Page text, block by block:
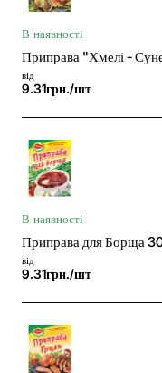
В наявності
Приправа "Хмелі -
від
9.31грн./шт
В наявності
Приправа для Борща
від
9.31грн./шт